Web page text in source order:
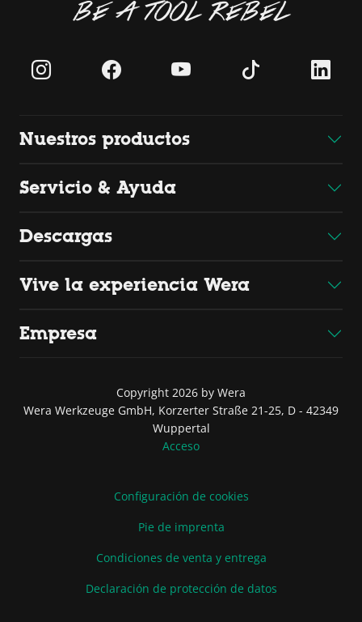
BE A TOOL REBEL
Nuestros productos
Servicio & Ayuda
Descargas
Vive la experiencia Wera
Empresa
Copyright 2026 by Wera
Wera Werkzeuge GmbH, Korzerter Straße 21-25, D - 42349
Wuppertal
Acceso
Configuración de cookies
Pie de imprenta
Condiciones de venta y entrega
Declaración de protección de datos